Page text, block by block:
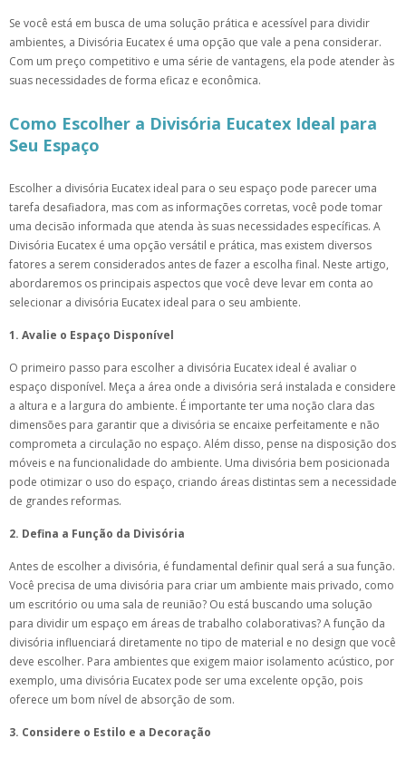
Se você está em busca de uma solução prática e acessível para dividir
ambientes, a Divisória Eucatex é uma opção que vale a pena considerar.
Com um preço competitivo e uma série de vantagens, ela pode atender às
suas necessidades de forma eficaz e econômica.
Como Escolher a Divisória Eucatex Ideal para
Seu Espaço
Escolher a divisória Eucatex ideal para o seu espaço pode parecer uma
tarefa desafiadora, mas com as informações corretas, você pode tomar
uma decisão informada que atenda às suas necessidades específicas. A
Divisória Eucatex é uma opção versátil e prática, mas existem diversos
fatores a serem considerados antes de fazer a escolha final. Neste artigo,
abordaremos os principais aspectos que você deve levar em conta ao
selecionar a divisória Eucatex ideal para o seu ambiente.
1. Avalie o Espaço Disponível
O primeiro passo para escolher a divisória Eucatex ideal é avaliar o
espaço disponível. Meça a área onde a divisória será instalada e considere
a altura e a largura do ambiente. É importante ter uma noção clara das
dimensões para garantir que a divisória se encaixe perfeitamente e não
comprometa a circulação no espaço. Além disso, pense na disposição dos
móveis e na funcionalidade do ambiente. Uma divisória bem posicionada
pode otimizar o uso do espaço, criando áreas distintas sem a necessidade
de grandes reformas.
2. Defina a Função da Divisória
Antes de escolher a divisória, é fundamental definir qual será a sua função.
Você precisa de uma divisória para criar um ambiente mais privado, como
um escritório ou uma sala de reunião? Ou está buscando uma solução
para dividir um espaço em áreas de trabalho colaborativas? A função da
divisória influenciará diretamente no tipo de material e no design que você
deve escolher. Para ambientes que exigem maior isolamento acústico, por
exemplo, uma divisória Eucatex pode ser uma excelente opção, pois
oferece um bom nível de absorção de som.
3. Considere o Estilo e a Decoração